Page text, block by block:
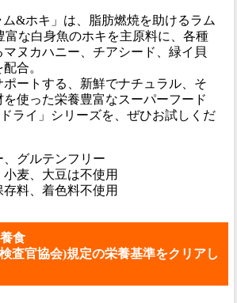
ム&ホキ」は、脂肪燃焼を助けるラム
富な白身魚のホキを主原料に、各種
ヌカハニー、チアシード、緑イ貝
合。
ートする、新鮮でナチュラル、そ
を使った栄養豊富なスーパーフード
ドライ」シリーズを、ぜひお試しくだ
、グルテンフリー
小麦、大豆は不使用
存料、着色料不使用
食
査官協会)規定の栄養基準をクリアし